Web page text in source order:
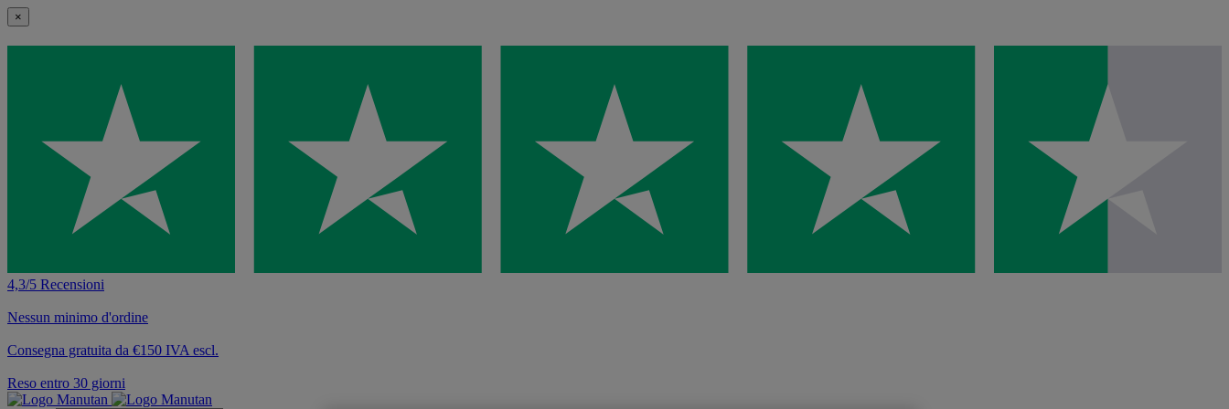
×
4,3/5 Recensioni
Nessun minimo d'ordine
Consegna gratuita da €150 IVA escl.
Reso entro 30 giorni